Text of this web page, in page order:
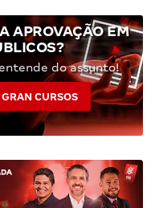
APROVAÇÃO EM
do assunto!
CURSOS